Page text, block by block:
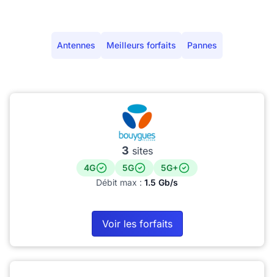
Antennes Meilleurs forfaits Pannes
3 sites
4G 5G
5G+
Débit max : 1.5 Gb/s
Voir les forfaits